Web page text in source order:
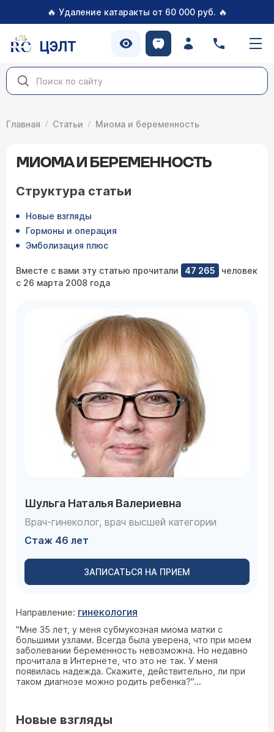
🔥 Удаление катаракты от 60 000 руб. 🔥
ЦЭЛТ
Главная Статьи Миома и беременность
МИОМА И БЕРЕМЕННОСТЬ
Шульга Наталья Валериевна
Врач-гинеколог, врач высшей категории
Стаж 46 лет
ЗАПИСАТЬСЯ НА ПРИЕМ
Структура статьи
Новые взгляды
Гормоны и операция
Эмболизация плюс
Вместе с вами эту статью прочитали 47 265
человек
с 26 марта 2008 года
Направление: гинекология
"Мне 35 лет, у меня субмукозная миома матки с
большими узлами. Всегда была уверена, что при моем
заболевании беременность невозможна. Но недавно
прочитала в Интернете, что это не так. У меня
появилась надежда. Скажите, действительно, ли при
таком диагнозе можно родить ребенка?"...
Новые взгляды